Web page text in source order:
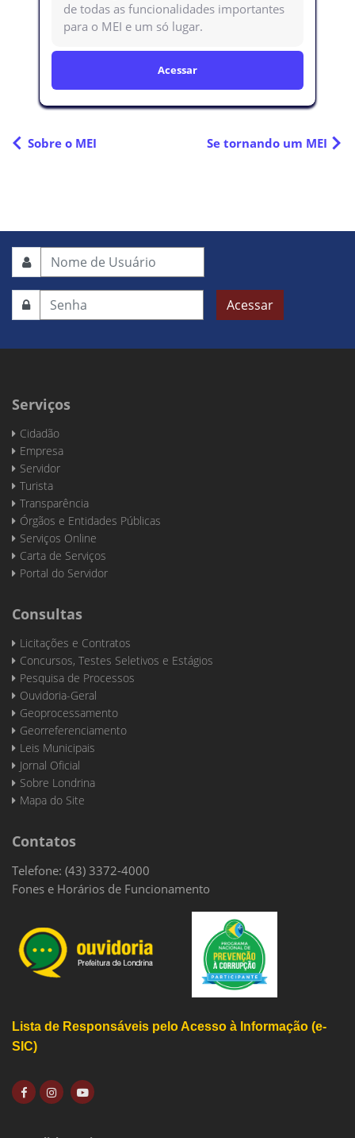
de todas as funcionalidades importantes
para o MEI e um só lugar.
Acessar
Sobre o MEI Se tornando um MEI
Acessar
Serviços
Cidadão
Empresa
Servidor
Turista
Transparência
Órgãos e Entidades Públicas
Serviços Online
Carta de Serviços
Portal do Servidor
Consultas
Licitações e Contratos
Concursos, Testes Seletivos e Estágios
Pesquisa de Processos
Ouvidoria-Geral
Geoprocessamento
Georreferenciamento
Leis Municipais
Jornal Oficial
Sobre Londrina
Mapa do Site
Contatos
Telefone: (43) 3372-4000
Fones e Horários de Funcionamento
Lista de Responsáveis pelo Acesso à Informação (e-
SIC)